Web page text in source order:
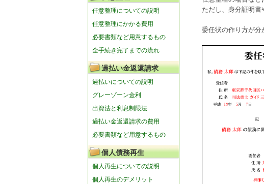
任意整理についての説明
任意整理にかかる費用
必要書類など用意するもの
全手続き完了までの流れ
過払い金返還請求
過払いについての説明
グレーゾーン金利
出資法と利息制限法
過払い金返還請求の費用
必要書類など用意するもの
個人債務再生
個人再生についての説明
個人再生のデメリット
ただし、身分証明書
委任状の作り方が分